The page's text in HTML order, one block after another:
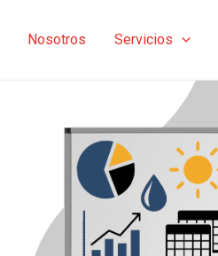
Nosotros Servicios